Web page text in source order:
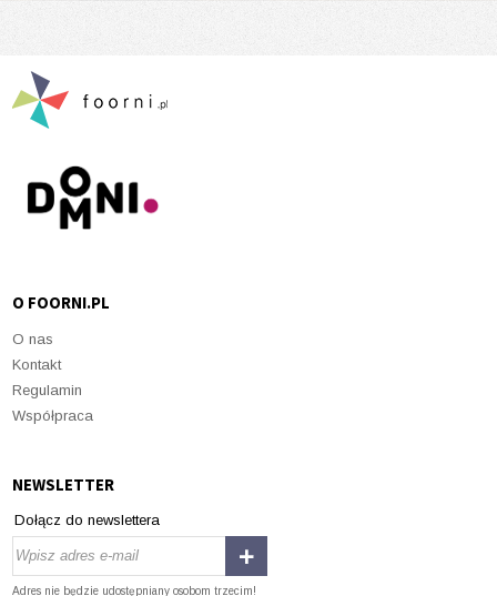
O FOORNI.PL
O nas
Kontakt
Regulamin
Współpraca
NEWSLETTER
Dołącz do newslettera
Adres nie będzie udostępniany osobom trzecim!